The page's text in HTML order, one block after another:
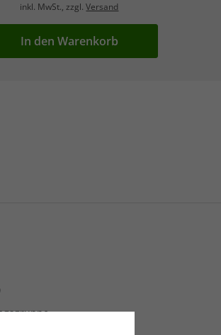
inkl. MwSt., zzgl.Versand
In den Warenkorb